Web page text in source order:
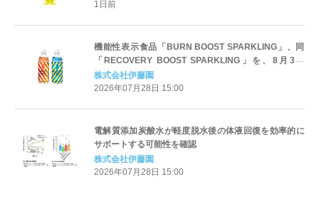
1日前
機能性表示食品「BURN BOOST SPARKLING」、同
「RECOVERY BOOST SPARKLING」を、8月3日
（月）に販売開始
株式会社伊藤園
2026年07月28日 15:00
電解質添加炭酸水が軽度脱水後の体液回復を効率的に
サポートする可能性を確認
株式会社伊藤園
2026年07月28日 15:00